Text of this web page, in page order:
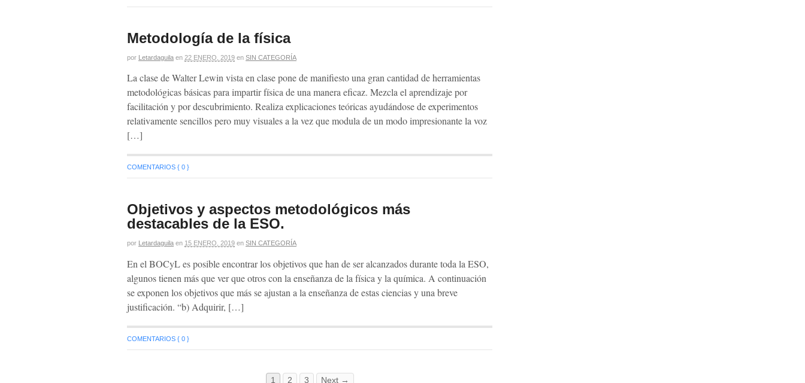
Metodología de la física
por Letardaguila en 22 ENERO, 2019 en SIN CATEGORÍA
La clase de Walter Lewin vista en clase pone de manifiesto una gran cantidad de herramientas
metodológicas básicas para impartir física de una manera eficaz. Mezcla el aprendizaje por
facilitación y por descubrimiento. Realiza explicaciones teóricas ayudándose de experimentos
relativamente sencillos pero muy visuales a la vez que modula de un modo impresionante la voz
[…]
COMENTARIOS { 0 }
Objetivos y aspectos metodológicos más
destacables de la ESO.
por Letardaguila en 15 ENERO, 2019 en SIN CATEGORÍA
En el BOCyL es posible encontrar los objetivos que han de ser alcanzados durante toda la ESO,
algunos tienen más que ver que otros con la enseñanza de la física y la química. A continuación
se exponen los objetivos que más se ajustan a la enseñanza de estas ciencias y una breve
justificación. “b) Adquirir, […]
COMENTARIOS { 0 }
1 2 3 Next →